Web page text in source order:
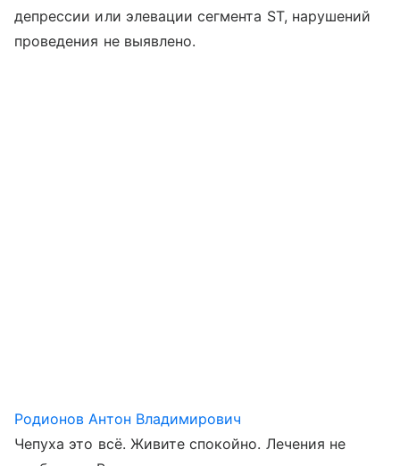
депрессии или элевации сегмента ST, нарушений
проведения не выявлено.
Родионов Антон Владимирович
Чепуха это всё. Живите спокойно. Лечения не